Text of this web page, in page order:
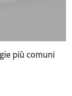
più comuni